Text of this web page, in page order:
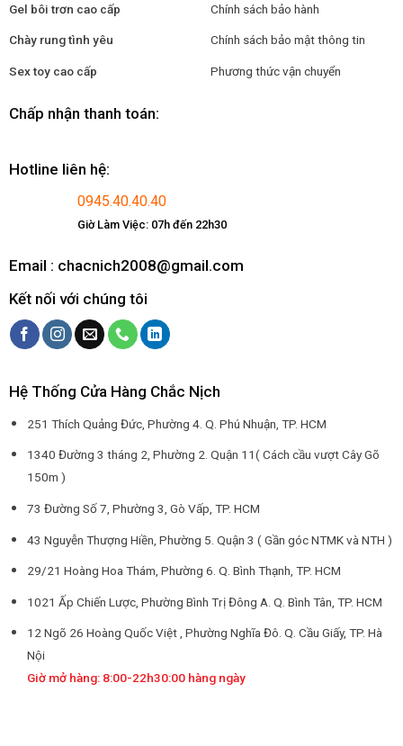
Gel bôi trơn cao cấp
Chày rung tình yêu
Sex toy cao cấp
Chính sách bảo hành
Chính sách bảo mật thông tin
Phương thức vận chuyển
Chấp nhận thanh toán:
Hotline liên hệ:
0945.40.40.40
Giờ Làm Việc: 07h đến 22h30
Email : chacnich2008@gmail.com
Kết nối với chúng tôi
Hệ Thống Cửa Hàng Chắc Nịch
251 Thích Quảng Đức, Phường 4. Q. Phú Nhuận, TP. HCM
1340 Đường 3 tháng 2, Phường 2. Quận 11( Cách cầu vượt Cây Gõ
150m )
73 Đường Số 7, Phường 3, Gò Vấp, TP. HCM
43 Nguyễn Thượng Hiền, Phường 5. Quận 3 ( Gần góc NTMK và NTH )
29/21 Hoàng Hoa Thám, Phường 6. Q. Bình Thạnh, TP. HCM
1021 Ấp Chiến Lược, Phường Bình Trị Đông A. Q. Bình Tân, TP. HCM
12 Ngõ 26 Hoàng Quốc Việt , Phường Nghĩa Đô. Q. Cầu Giấy, TP. Hà
Nội
Giờ mở hàng: 8:00-22h30:00 hàng ngày